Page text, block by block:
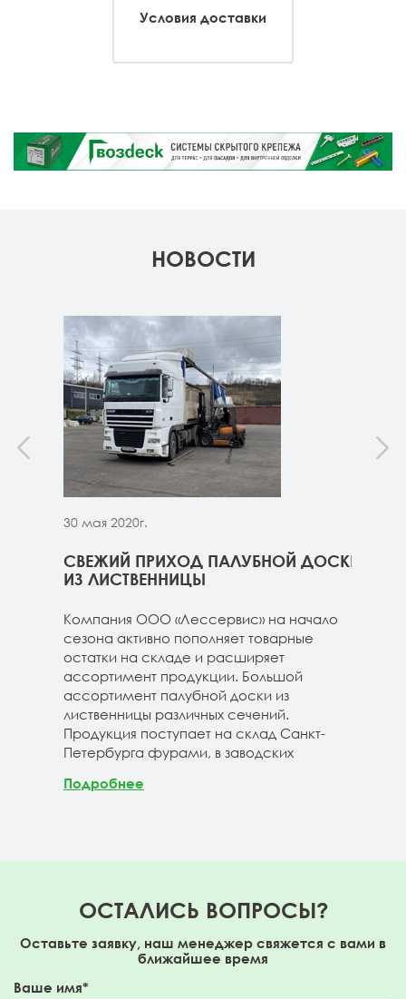
Условия доставки
НОВОСТИ
30 мая 2020г.
СВЕЖИЙ ПРИХОД ПАЛУБНОЙ ДОСКИ
ИЗ ЛИСТВЕННИЦЫ
Компания ООО «Лессервис» на начало
сезона активно пополняет товарные
остатки на складе и расширяет
ассортимент продукции. Большой
ассортимент палубной доски из
лиственницы различных сечений.
Продукция поступает на склад Санкт-
Петербурга фурами, в заводских
Подробнее
ОСТАЛИСЬ ВОПРОСЫ?
Оставьте заявку, наш менеджер свяжется с вами в
ближайшее время
Ваше имя*